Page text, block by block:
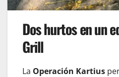
Dos hurtos en un
Grill
La Operación Kartius